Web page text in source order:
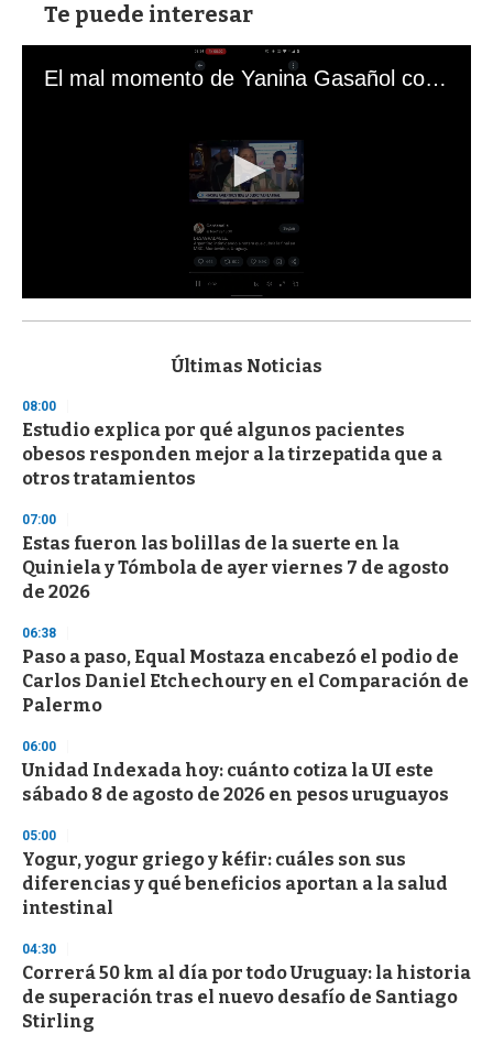
Te puede interesar
El mal momento de Yanina Gasañol con un hincha argentino en "Subrayado"
s
d
s
o
f
3
s
e
c
o
n
Últimas Noticias
08:00
Estudio explica por qué algunos pacientes
obesos responden mejor a la tirzepatida que a
otros tratamientos
07:00
Estas fueron las bolillas de la suerte en la
Quiniela y Tómbola de ayer viernes 7 de agosto
de 2026
06:38
Paso a paso, Equal Mostaza encabezó el podio de
Carlos Daniel Etchechoury en el Comparación de
Palermo
06:00
Unidad Indexada hoy: cuánto cotiza la UI este
sábado 8 de agosto de 2026 en pesos uruguayos
05:00
Yogur, yogur griego y kéfir: cuáles son sus
diferencias y qué beneficios aportan a la salud
intestinal
04:30
Correrá 50 km al día por todo Uruguay: la historia
de superación tras el nuevo desafío de Santiago
Stirling